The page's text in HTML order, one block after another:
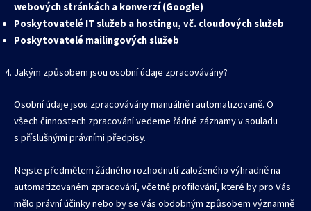
webových stránkách a konverzí (Google)
Poskytovatelé IT služeb a hostingu, vč. cloudových služeb
Poskytovatelé mailingových služeb
Jakým způsobem jsou osobní údaje zpracovávány?
Osobní údaje jsou zpracovávány manuálně i automatizovaně. O
všech činnostech zpracování vedeme řádné záznamy v souladu
s příslušnými právními předpisy.
Nejste předmětem žádného rozhodnutí založeného výhradně na
automatizovaném zpracování, včetně profilování, které by pro Vás
mělo právní účinky nebo by se Vás obdobným způsobem významně